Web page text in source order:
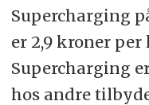
Supercharging
er 2,9 kroner
Supercharging
hos andre